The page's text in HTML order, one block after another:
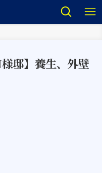
邸】養生、外壁